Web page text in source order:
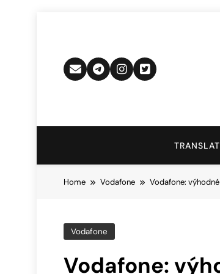
Home Vodafone Vodafone:
Vodafone
Vodafone: